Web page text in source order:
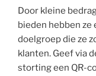
Door kleine
bieden hebben ze
doelgroep die ze
klanten. Geef via
storting een QR-